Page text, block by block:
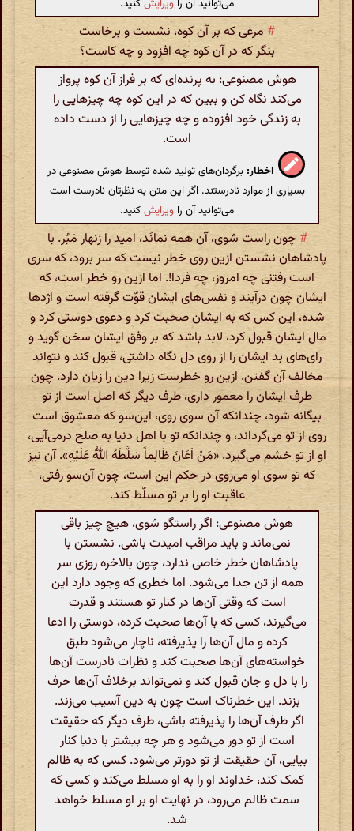
می‌توانید آن را ویرایشکنید.
# مرغی که بر آن کوه، نشست و برخاست
بنگر که در آن کوه چه افزود و چه کاست؟
هوش مصنوعی: به پرنده‌ای که بر فراز آن کوه پرواز
می‌کند نگاه کن و ببین که در این کوه چه چیزهایی را
به زندگی خود افزوده و چه چیزهایی را از دست داده
است.
اخطار: برگردان‌های تولید شده توسط هوش مصنوعی در
بسیاری از موارد نادرستند. اگر این متن به نظرتان نادرست است
می‌توانید آن را ویرایشکنید.
# چون راست شوی، آن همه نمانَد، امید را زنهار مَبُر. با
پادشاهان نشستن ازین روی خطر نیست که سر برود، که سری‌
است رفتنی چه امروز، چه فردا!. اما ازین رو خطر است، که
ایشان چون درآیند و نفس‌های ایشان قوّت گرفته است و اژدها
شده، این کس که به ایشان صحبت کرد و دعوی دوستی کرد و
مال ایشان قبول کرد، لابد باشد که بر وفق ایشان سخن گوید و
رای‌های بد ایشان را از روی دل نگاه داشتی، قبول کند و نتواند
مخالف آن گفتن. ازین رو خطرست زیرا دین را زیان دارد. چون
طرف ایشان را معمور داری، طرف دیگر که اصل است از تو
بیگانه شود، چندانکه آن سوی روی، این‌سو که معشوق است
روی از تو می‌گرداند، و چندانکه تو با اهل دنیا به صلح درمی‌آیی،
او از تو خشم می‌گیرد. «مَنْ اَعَانَ ظَالِماً سَلَّطَهُ اللهُّ عَلَیْهِ». آن نیز
که تو سوی او می‌روی در حکم این است، چون آن‌سو رفتی،
عاقبت او را بر تو مسلّط کند.
هوش مصنوعی: اگر راستگو شوی، هیچ چیز باقی
نمی‌ماند و باید مراقب امیدت باشی. نشستن با
پادشاهان خطر خاصی ندارد، چون بالاخره روزی سر
همه از تن جدا می‌شود. اما خطری که وجود دارد این
است که وقتی آن‌ها در کنار تو هستند و قدرت
می‌گیرند، کسی که با آن‌ها صحبت کرده، دوستی را ادعا
کرده و مال آن‌ها را پذیرفته، ناچار می‌شود طبق
خواسته‌های آن‌ها صحبت کند و نظرات نادرست آن‌ها
را با دل و جان قبول کند و نمی‌تواند برخلاف آن‌ها حرف
بزند. این خطرناک است چون به دین آسیب می‌زند.
اگر طرف آن‌ها را پذیرفته باشی، طرف دیگر که حقیقت
است از تو دور می‌شود و هر چه بیشتر با دنیا کنار
بیایی، آن حقیقت از تو دورتر می‌شود. کسی که به ظالم
کمک کند، خداوند او را به او مسلط می‌کند و کسی که
سمت ظالم می‌رود، در نهایت او بر او مسلط خواهد
شد.